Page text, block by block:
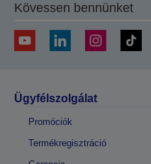
Kövessen bennünket
Ügyfélszolgálat
Promóciók
Termékregisztráció